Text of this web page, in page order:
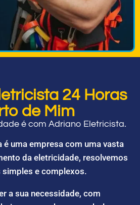
24 Horas
de Mim
é com Adriano Eletricista.
é uma empresa com uma vasta
da eletricidade, resolvemos
e complexos.
a sua necessidade, com